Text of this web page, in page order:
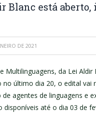
Blanc está aberto,
DE 2021
Multilinguagens, da Lei
último dia 20, o edital vai
agentes de linguagens e
até o dia 03 de